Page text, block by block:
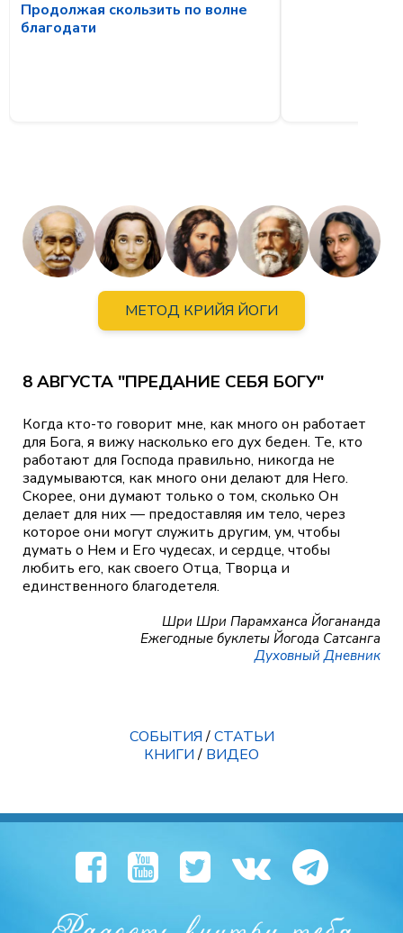
Продолжая скользить по волне
благодати
МЕТОД КРИЙЯ ЙОГИ
8 АВГУСТА "ПРЕДАНИЕ СЕБЯ БОГУ"
Когда кто-то говорит мне, как много он работает
для Бога, я вижу насколько его дух беден. Те, кто
работают для Господа правильно, никогда не
задумываются, как много они делают для Него.
Скорее, они думают только о том, сколько Он
делает для них — предоставляя им тело, через
которое они могут служить другим, ум, чтобы
думать о Нем и Его чудесах, и сердце, чтобы
любить его, как своего Отца, Творца и
единственного благодетеля.
Шри Шри Парамханса Йогананда
Ежегодные буклеты Йогода Сатсанга
Духовный Дневник
СОБЫТИЯ/СТАТЬИ
КНИГИ/ ВИДЕО